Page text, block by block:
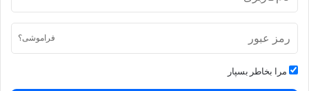
فراموشی؟
مرا بخاطر بسپار